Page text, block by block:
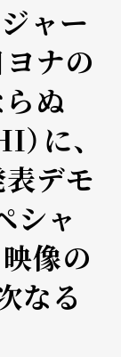
ャー
ナの
ぬ
に、
デモ
シャ
像の
なる